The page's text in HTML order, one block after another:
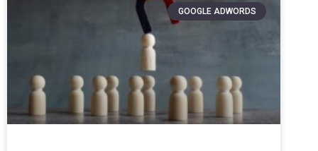
GOOGLE ADWORDS